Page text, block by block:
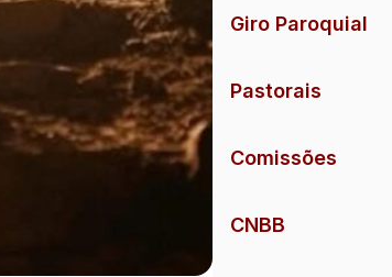
Giro Paroquial
Pastorais
Comissões
CNBB